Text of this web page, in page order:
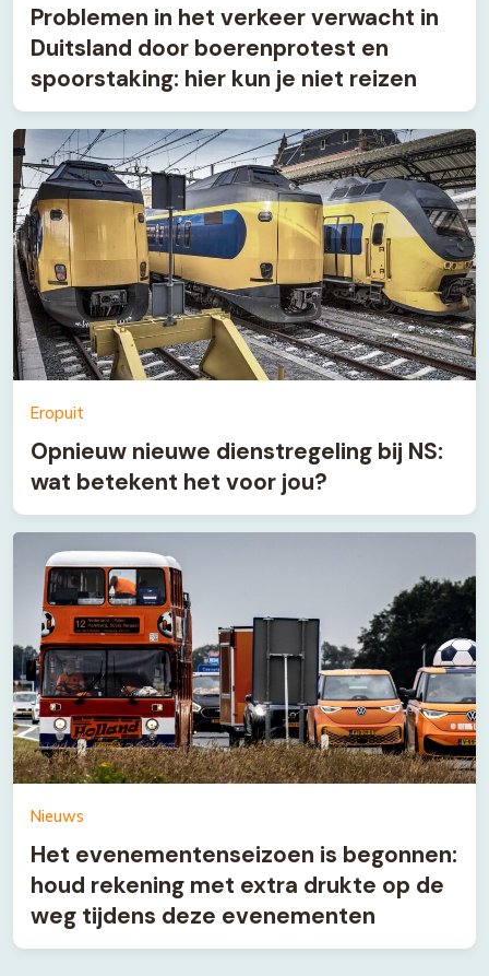
Problemen in het verkeer verwacht in
Duitsland door boerenprotest en
spoorstaking: hier kun je niet reizen
Eropuit
Opnieuw nieuwe dienstregeling bij NS:
wat betekent het voor jou?
Nieuws
Het evenementenseizoen is begonnen:
houd rekening met extra drukte op de
weg tijdens deze evenementen